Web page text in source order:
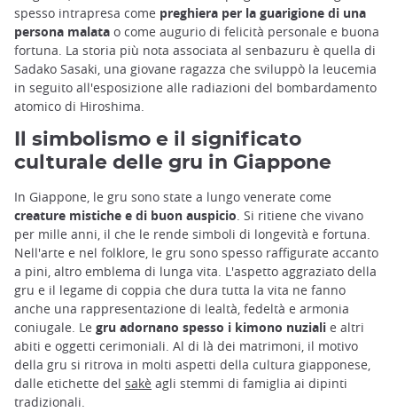
spesso intrapresa come preghiera per la guarigione di una
persona malata o come augurio di felicità personale e buona
fortuna. La storia più nota associata al senbazuru è quella di
Sadako Sasaki, una giovane ragazza che sviluppò la leucemia
in seguito all'esposizione alle radiazioni del bombardamento
atomico di Hiroshima.
Il simbolismo e il significato
culturale delle gru in Giappone
In Giappone, le gru sono state a lungo venerate come
creature mistiche e di buon auspicio. Si ritiene che vivano
per mille anni, il che le rende simboli di longevità e fortuna.
Nell'arte e nel folklore, le gru sono spesso raffigurate accanto
a pini, altro emblema di lunga vita. L'aspetto aggraziato della
gru e il legame di coppia che dura tutta la vita ne fanno
anche una rappresentazione di lealtà, fedeltà e armonia
coniugale. Le gru adornano spesso i kimono nuziali e altri
abiti e oggetti cerimoniali. Al di là dei matrimoni, il motivo
della gru si ritrova in molti aspetti della cultura giapponese,
dalle etichette del sakè agli stemmi di famiglia ai dipinti
tradizionali.